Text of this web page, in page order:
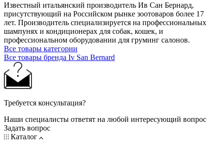
Известный итальянский производитель Ив Сан Бернард,
присутствующий на Российском рынке зоотоваров более 17
лет. Производитель специализируется на профессиональных
шампунях и кондиционерах для собак, кошек, и
профессиональном оборудовании для груминг салонов.
Все товары категории
Все товары бренда Iv San Bernard
Требуется консультация?
Наши специалисты ответят на любой интересующий вопрос
Задать вопрос
Каталог